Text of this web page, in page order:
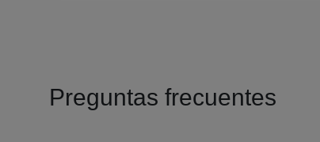
Preguntas frecuentes